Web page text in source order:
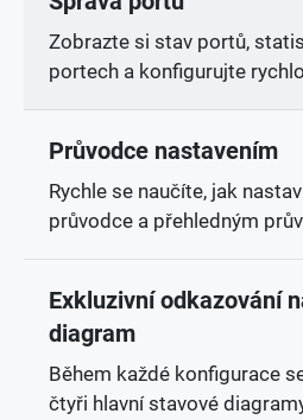
Zobrazte si stav portů,
portech a konfigurujte
Průvodce nastavením
Rychle se naučíte, jak
průvodce a přehledným
Exkluzivní odkazování
diagram
Během každé konfigurace
čtyři hlavní stavové